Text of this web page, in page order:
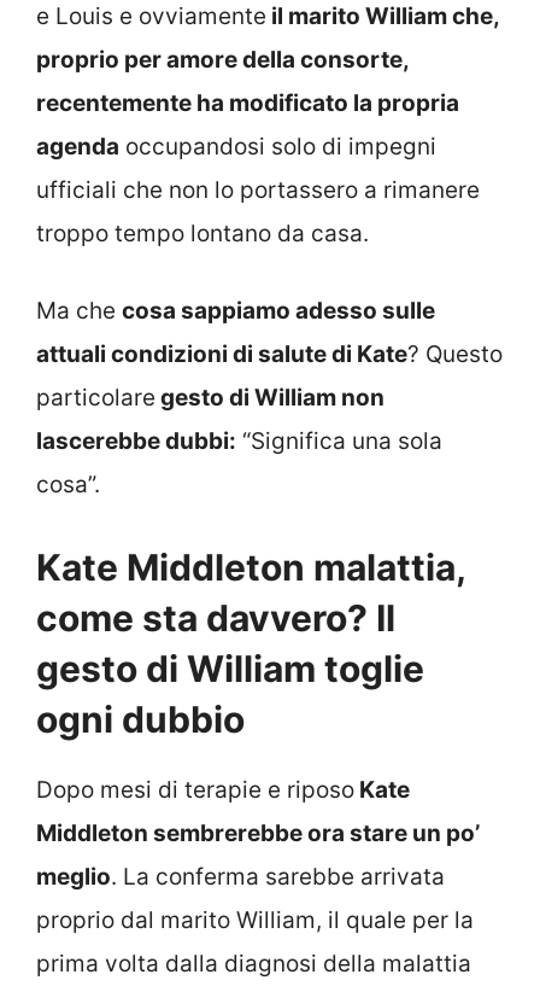
e Louis e ovviamente il marito William che,
proprio per amore della consorte,
recentemente ha modificato la propria
agenda occupandosi solo di impegni
ufficiali che non lo portassero a rimanere
troppo tempo lontano da casa.
Ma che cosa sappiamo adesso sulle
attuali condizioni di salute di Kate? Questo
particolare gesto di William non
lascerebbe dubbi: “Significa una sola
cosa”.
Kate Middleton malattia,
come sta davvero? Il
gesto di William toglie
ogni dubbio
Dopo mesi di terapie e riposo Kate
Middleton sembrerebbe ora stare un po’
meglio. La conferma sarebbe arrivata
proprio dal marito William, il quale per la
prima volta dalla diagnosi della malattia